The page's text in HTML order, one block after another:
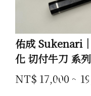
All
佑成 Sukenari
化 切付牛刀 系列
NT$ 17,000 ~